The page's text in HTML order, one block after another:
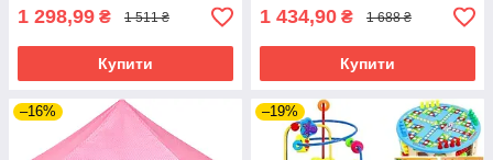
1 298,99 ₴ 1 511 ₴
Купити
1 434,90 ₴ 1 688 ₴
Купити
–16% –19%